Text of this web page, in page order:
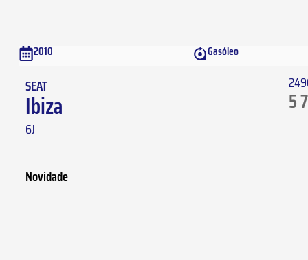
2010 Gasóleo
SEAT
Ibiza
6J
5
Novidade